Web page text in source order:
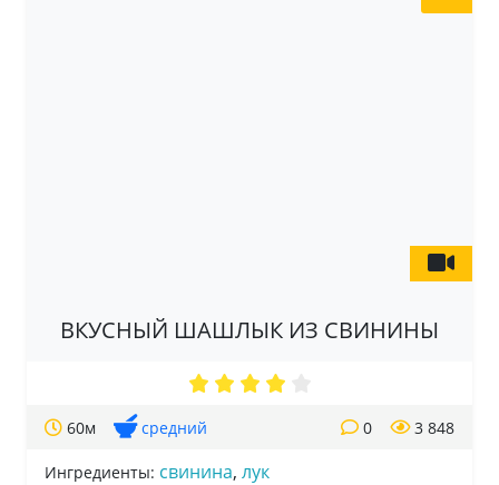
ВКУСНЫЙ ШАШЛЫК ИЗ СВИНИНЫ
60м средний 3 848
0
Ингредиенты: свинина, лук